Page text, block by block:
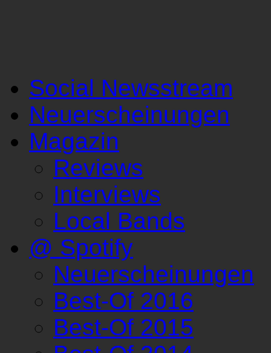
Social Newsstream
Neuerscheinungen
Magazin
Reviews
Interviews
Local Bands
@ Spotify
Neuerscheinungen
Best-Of 2016
Best-Of 2015